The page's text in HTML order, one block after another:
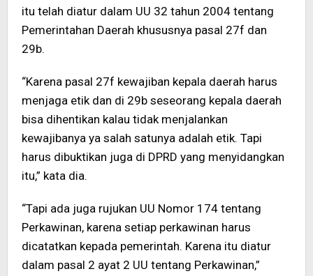
itu telah diatur dalam UU 32 tahun 2004 tentang
Pemerintahan Daerah khususnya pasal 27f dan
29b.
“Karena pasal 27f kewajiban kepala daerah harus
menjaga etik dan di 29b seseorang kepala daerah
bisa dihentikan kalau tidak menjalankan
kewajibanya ya salah satunya adalah etik. Tapi
harus dibuktikan juga di DPRD yang menyidangkan
itu,” kata dia.
“Tapi ada juga rujukan UU Nomor 174 tentang
Perkawinan, karena setiap perkawinan harus
dicatatkan kepada pemerintah. Karena itu diatur
dalam pasal 2 ayat 2 UU tentang Perkawinan,”